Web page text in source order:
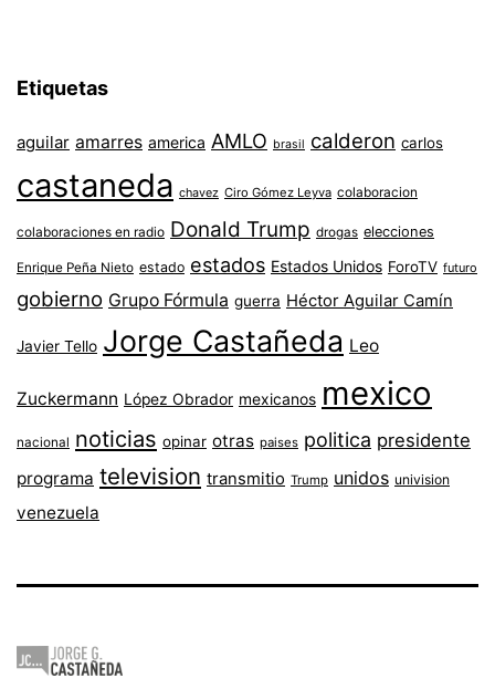
Etiquetas
aguilar amarres america AMLO brasil calderon carlos
castaneda chavez Ciro Gómez Leyva colaboracion
colaboraciones en radio Donald Trump drogas elecciones
Enrique Peña Nieto estado estados Estados Unidos ForoTV futuro
gobierno Grupo Fórmula guerra Héctor Aguilar Camín
Javier Tello Jorge Castañeda Leo
Zuckermann López Obrador mexicanos mexico
nacional noticias opinar otras paises politica presidente
programa television transmitio Trump unidos univision
venezuela